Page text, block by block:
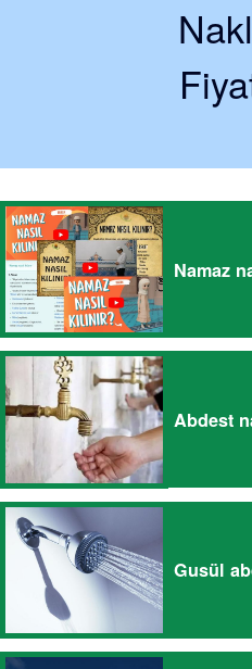
Namaz
Abdest
Gusül